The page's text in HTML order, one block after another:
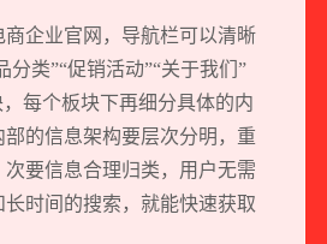
企业官网，导航栏可以清晰
分类”“促销活动”“关于我们”
每个板块下再细分具体的内
的信息架构要层次分明，重
要信息合理归类，用户无需
时间的搜索，就能快速获取